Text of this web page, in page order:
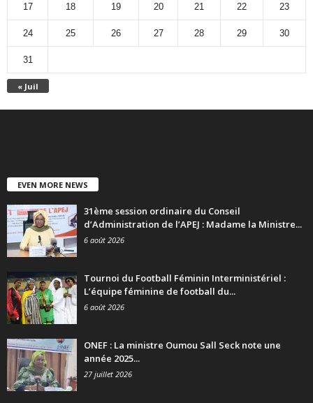
« Juil
17 18 19 20 21 22 23
24 25 26 27 28 29 30
31
EVEN MORE NEWS
31ème session ordinaire du Conseil
d’Administration de l’APEJ : Madame la Ministre...
6 août 2026
Tournoi du Football Féminin Interministériel :
L’équipe féminine de football du...
6 août 2026
ONEF : La ministre Oumou Sall Seck note une
année 2025...
27 juillet 2026